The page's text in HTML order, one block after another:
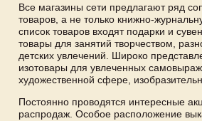
Все магазины сети предлагают ряд
товаров, а не только книжно-
список товаров входят подарки и
товары для занятий творчеством,
детских увлечений. Широко
изотовары для увлеченных
художественной сфере,
Постоянно проводятся интересные
распродаж. Особое расположение